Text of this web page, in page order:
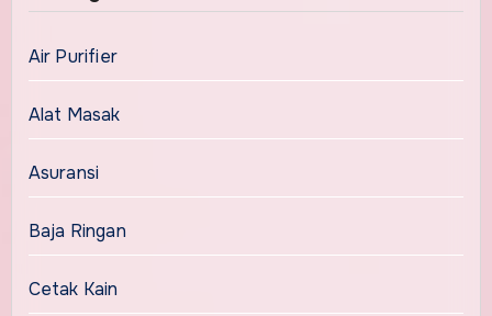
Air Purifier
Alat Masak
Asuransi
Baja Ringan
Cetak Kain